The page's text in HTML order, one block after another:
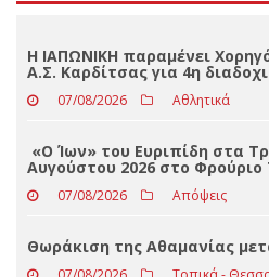
ΤΕΛΕΥΤΑΊΑ ΝΈΑ
Η ΙΑΠΩΝΙΚΗ παραμένει
Α.Σ. Καρδίτσας για 4η
07/08/2026 Αθλητικά
«Ο Ίων» του Ευριπίδη στα
Αυγούστου 2026 στο Φρούριο